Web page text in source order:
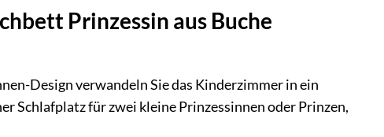
Prinzessin aus Buche
Design verwandeln Sie das Kinderzimmer in ein
Schlafplatz für zwei kleine Prinzessinnen oder Prinzen,